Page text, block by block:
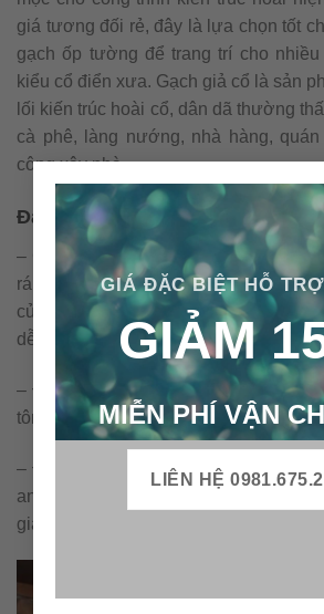
GIÁ ĐẶC BIỆT HỖ
GIẢM
MIỄN PHÍ VẬN
LIÊN HỆ
giá tương đối rẻ, đây là lựa chọn tốt
gạch ốp tường để trang trí cho nhiều
kiểu cổ điển xưa. Gạch giả cổ là sản
lối kiến trúc hoài cổ, dân dã thường
cà phê, làng nướng, nhà hàng,
công xây nhà…
Đặc tính gạch giả cổ ốp tường
– Gạch thẻ giả cổ với các đặc điểm
ráp, mịn nhẵn phù hợp tới từng loại
của gia chủ, kiến trúc sư, nhà thầu.
dễ dàng lựa chọn.
– Đa dạng màu sắc từ các tông màu
tông màu hiện đại.
– Được nghiên cứu với đặc tính kỹ
anh em thi công dễ dàng, nhanh
gian cho mỗi công trình, dự án.